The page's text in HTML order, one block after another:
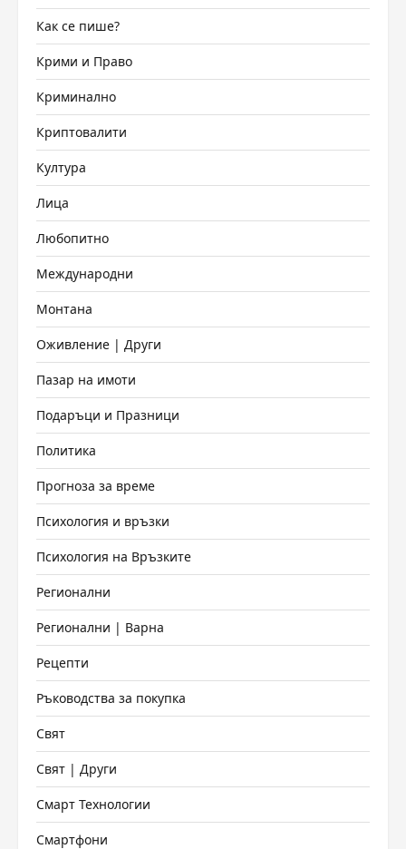
Как се пише?
Крими и Право
Криминално
Криптовалити
Култура
Лица
Любопитно
Международни
Монтана
Оживление | Други
Пазар на имоти
Подаръци и Празници
Политика
Прогноза за време
Психология и връзки
Психология на Връзките
Регионални
Регионални | Варна
Рецепти
Ръководства за покупка
Свят
Свят | Други
Смарт Технологии
Смартфони